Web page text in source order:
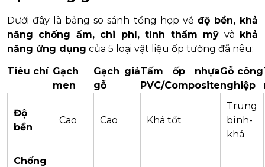
Dưới đây là bảng so sánh tổng hợp về độ bền, khả
năng chống ẩm, chi phí, tính thẩm mỹ và khả
năng ứng dụng của 5 loại vật liệu ốp tường đã nêu:
Tiêu chí Gạch
men
Gạch giả
gỗ
Tấm ốp nhựa
PVC/Composite
Gỗ công
nghiệp
Độ
bền
Cao Cao Khá tốt
Trung
bình-
khá
Chống